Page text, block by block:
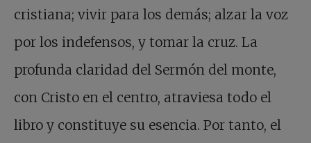
cristiana; vivir para los demás; alzar la voz
por los indefensos, y tomar la cruz. La
profunda claridad del Sermón del monte,
con Cristo en el centro, atraviesa todo el
libro y constituye su esencia. Por tanto, el